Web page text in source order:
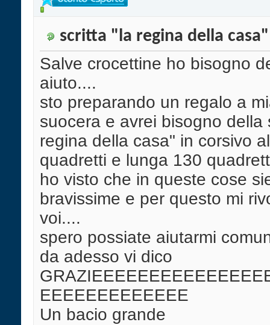
scritta "la regina della casa"
Salve crocettine ho bisogno
aiuto....
sto preparando un regalo a
suocera e avrei bisogno della
regina della casa" in corsivo
quadretti e lunga 130
ho visto che in queste cose
bravissime e per questo mi
voi....
spero possiate aiutarmi
da adesso vi dico
EEEEEEEEEEEEE
Un bacio grande